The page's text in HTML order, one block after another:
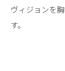
ヴィジョンを
す。